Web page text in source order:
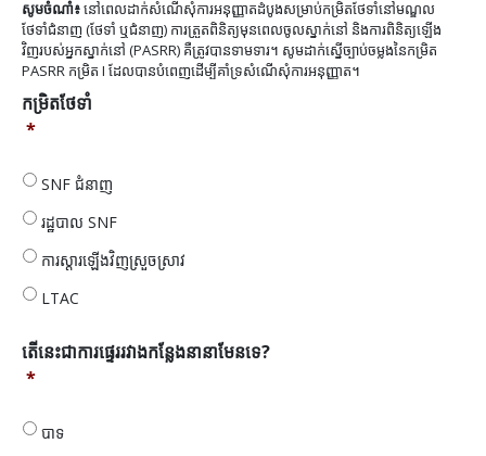
slash
DD
slash
YYYY
កម្រិត
ថែទាំ
*
សូមចំណាំ៖នៅពេលដាក់សំណើសុំការអនុញ្ញាតដំបូងសម្រាប់កម្រិតថែទាំនៅមណ្ឌល
ថែទាំជំនាញ (ថែទាំ ឬជំនាញ) ការត្រួតពិនិត្យមុនពេលចូលស្នាក់នៅ និងការពិនិត្យឡើង
វិញរបស់អ្នកស្នាក់នៅ (PASRR) គឺត្រូវបានទាមទារ។ សូមដាក់ស្នើច្បាប់ចម្លងនៃកម្រិត
PASRR កម្រិត I ដែលបានបំពេញដើម្បីគាំទ្រសំណើសុំការអនុញ្ញាត។
កម្រិតថែទាំ
*
SNF ជំនាញ
រដ្ឋបាល SNF
ការស្តារឡើងវិញស្រួចស្រាវ
LTAC
តើ
នេះ
ផ្ទេរ
តើនេះជាការផ្ទេររវាងកន្លែងនានាមែនទេ?
*
បាទ